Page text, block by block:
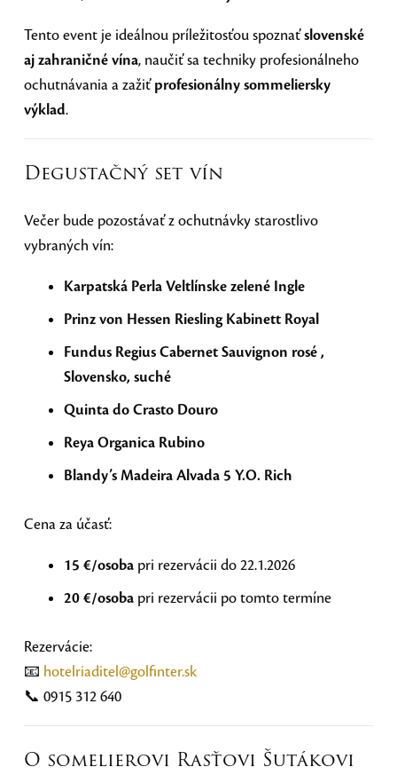
Tento event je ideálnou príležitosťou spoznaťslovenské
aj zahraničné vína, naučiť sa techniky profesionálneho
ochutnávania a zažiťprofesionálny sommeliersky
výklad.
Degustačný set vín
Večer bude pozostávať z ochutnávky starostlivo
vybraných vín:
Karpatská Perla Veltlínske zelené Ingle
Prinz von Hessen Riesling Kabinett Royal
Fundus Regius Cabernet Sauvignon rosé ,
Slovensko, suché
Quinta do Crasto Douro
Reya Organica Rubino
Blandy’s Madeira Alvada 5 Y.O. Rich
Cena za účasť:
15 €/osoba pri rezervácii do 22.1.2026
20 €/osoba pri rezervácii po tomto termíne
Rezervácie:
📧 hotelriaditel@golfinter.sk
📞 0915 312 640
O somelierovi Rasťovi Šutákovi